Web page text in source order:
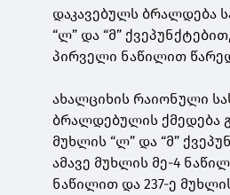
დაკავებულს ბრალდება
“ლ” და “მ”
პირველი ნაწილით
ახალციხის რაიონული
ბრალდებულის ქმედება
მუხლის “ლ” და “მ”
ამავე მუხლის მე-4
ნაწილით და 237-ე